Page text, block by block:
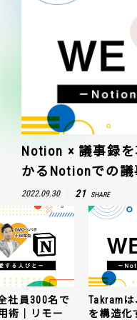
Notion × 議事録
かるNotionでの
2022.09.30 21 SHARE
社員300名で
術｜リモー
Takram
を構造化